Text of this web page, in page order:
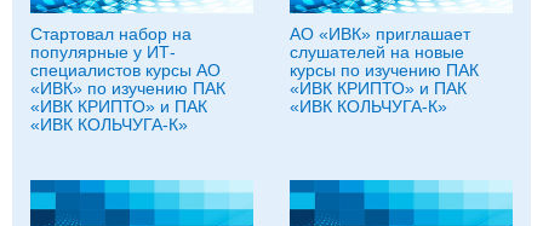
Стартовал набор на
популярные у ИТ-
специалистов курсы АО
«ИВК» по изучению ПАК
«ИВК КРИПТО» и ПАК
«ИВК КОЛЬЧУГА-К»
АО «ИВК» приглашает
слушателей на новые
курсы по изучению ПАК
«ИВК КРИПТО» и ПАК
«ИВК КОЛЬЧУГА-К»